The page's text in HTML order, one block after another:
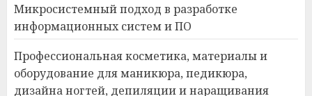
Микросистемный подход в разработке
информационных систем и ПО
Профессиональная косметика, материалы и
оборудование для маникюра, педикюра,
дизайна ногтей, депиляции и наращивания